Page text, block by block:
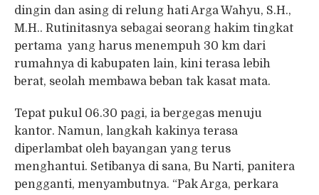
dingin dan asing di relung hati Arga Wahyu, S.H.,
M.H.. Rutinitasnya sebagai seorang hakim tingkat
pertama yang harus menempuh 30 km dari
rumahnya di kabupaten lain, kini terasa lebih
berat, seolah membawa beban tak kasat mata.
Tepat pukul 06.30 pagi, ia bergegas menuju
kantor. Namun, langkah kakinya terasa
diperlambat oleh bayangan yang terus
menghantui. Setibanya di sana, Bu Narti, panitera
pengganti, menyambutnya. “Pak Arga, perkara